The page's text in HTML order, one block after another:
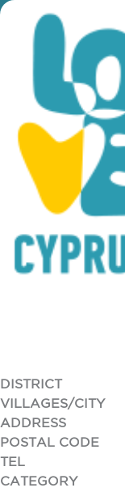
You are here: Home
KONA KAI 2
KONA KAI 2
DISTRICT
VILLAGES/CITY
ADDRESS
POSTAL CODE
TEL
CATEGORY